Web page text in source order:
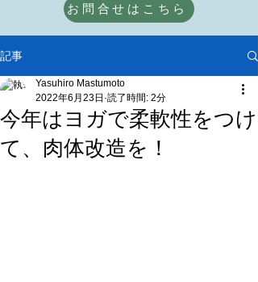
お問合せはこちら
記事
今年はヨガで柔軟性をつけ
て、肉体改造を！
Yasuhiro Mastumoto
2022年6月23日 読了時間: 2分